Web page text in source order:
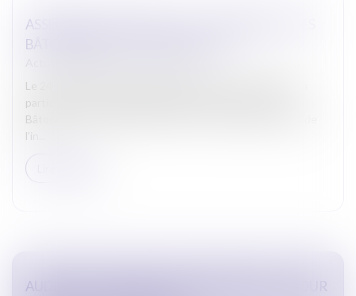
ASSEMBLÉE GÉNÉRALE DE LA CONFÉRENCE DES
BÂTONNIERS DU 24 JANVIER 2025
Le 24 janvier 2025, Monsieur le Bâtonnier David SARDA a
participé à l’assemblée générale de la Conférence des
Bâtonniers qui s’est tenue à Paris. Ce temps fort annuel de
l’in...
AUDIENCE SOLENNELLE DE RENTRÉE DE LA COUR